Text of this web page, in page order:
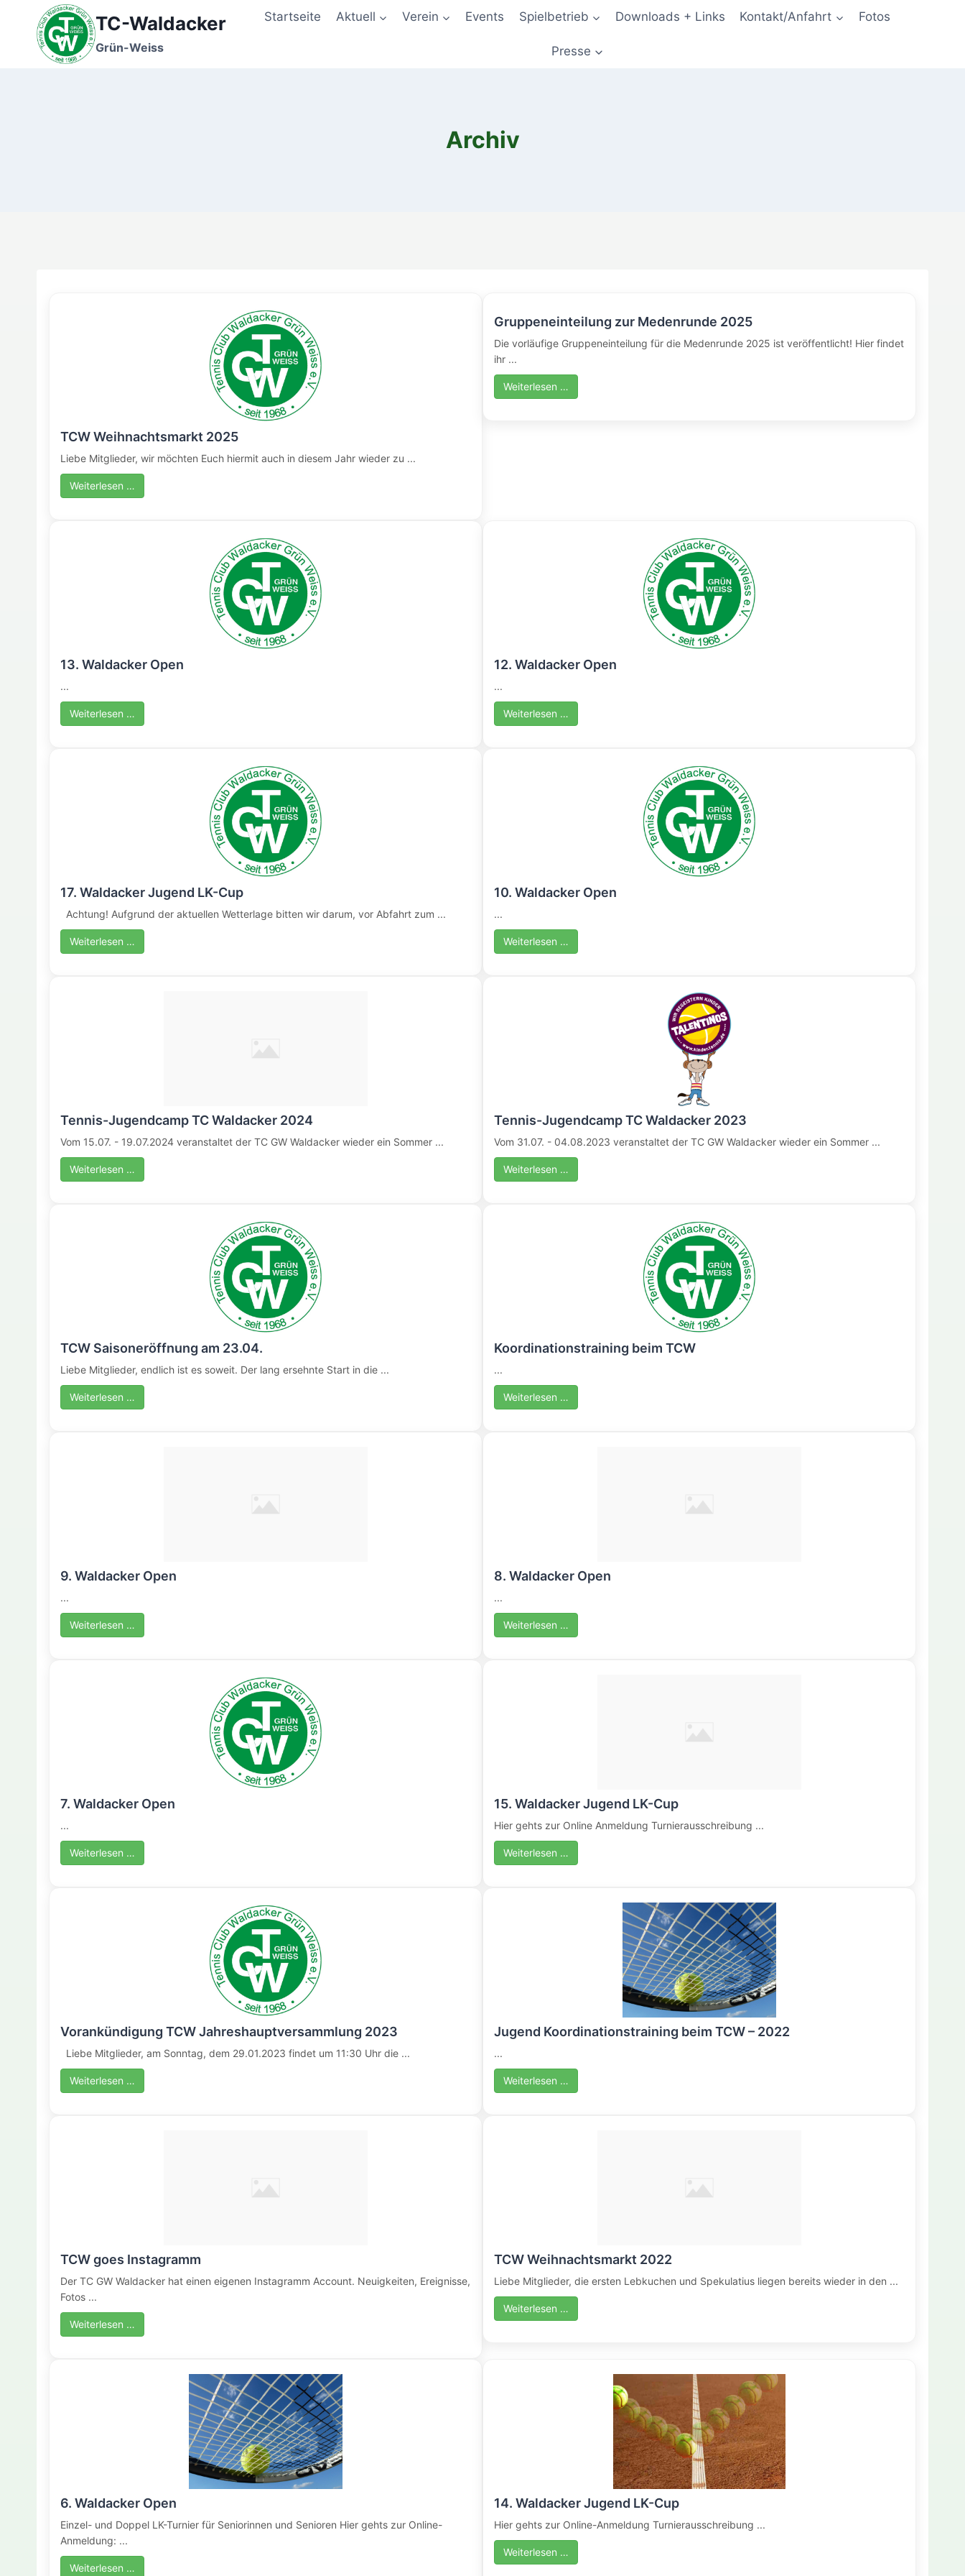
springen
TC-Waldacker
Grün-Weiss
Startseite Aktuell Verein Events Spielbetrieb Downloads + Links Kontakt/Anfahrt Fotos
Presse
Archiv
TCW Weihnachtsmarkt 2025
Liebe Mitglieder, wir möchten Euch hiermit auch in diesem Jahr wieder zu ...
Weiterlesen …
Gruppeneinteilung zur Medenrunde 2025
Die vorläufige Gruppeneinteilung für die Medenrunde 2025 ist veröffentlicht! Hier findet
ihr ...
Weiterlesen …
13. Waldacker Open
...
Weiterlesen …
12. Waldacker Open
...
Weiterlesen …
17. Waldacker Jugend LK-Cup
Achtung! Aufgrund der aktuellen Wetterlage bitten wir darum, vor Abfahrt zum ...
Weiterlesen …
10. Waldacker Open
...
Weiterlesen …
Tennis-Jugendcamp TC Waldacker 2024
Vom 15.07. - 19.07.2024 veranstaltet der TC GW Waldacker wieder ein Sommer ...
Weiterlesen …
Tennis-Jugendcamp TC Waldacker 2023
Vom 31.07. - 04.08.2023 veranstaltet der TC GW Waldacker wieder ein Sommer ...
Weiterlesen …
TCW Saisoneröffnung am 23.04.
Liebe Mitglieder, endlich ist es soweit. Der lang ersehnte Start in die ...
Weiterlesen …
Koordinationstraining beim TCW
...
Weiterlesen …
9. Waldacker Open
...
Weiterlesen …
8. Waldacker Open
...
Weiterlesen …
7. Waldacker Open
...
Weiterlesen …
15. Waldacker Jugend LK-Cup
Hier gehts zur Online Anmeldung Turnierausschreibung ...
Weiterlesen …
Vorankündigung TCW Jahreshauptversammlung 2023
Liebe Mitglieder, am Sonntag, dem 29.01.2023 findet um 11:30 Uhr die ...
Weiterlesen …
Jugend Koordinationstraining beim TCW – 2022
...
Weiterlesen …
TCW goes Instagramm
Der TC GW Waldacker hat einen eigenen Instagramm Account. Neuigkeiten, Ereignisse,
Fotos ...
Weiterlesen …
TCW Weihnachtsmarkt 2022
Liebe Mitglieder, die ersten Lebkuchen und Spekulatius liegen bereits wieder in den ...
Weiterlesen …
6. Waldacker Open
Einzel- und Doppel LK-Turnier für Seniorinnen und Senioren Hier gehts zur Online-
Anmeldung: ...
Weiterlesen …
14. Waldacker Jugend LK-Cup
Hier gehts zur Online-Anmeldung Turnierausschreibung ...
Weiterlesen …